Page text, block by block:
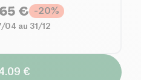
€ -20%
04 au 31/12
€